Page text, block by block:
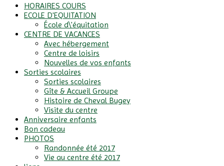
HORAIRES COURS
ECOLE D'EQUITATION
École d\'équitation
CENTRE DE VACANCES
Avec hébergement
Centre de loisirs
Nouvelles de vos enfants
Sorties scolaires
Sorties scolaires
Gîte & Accueil Groupe
Histoire de Cheval Bugey
Visite du centre
Anniversaire enfants
Bon cadeau
PHOTOS
Randonnée été 2017
Vie au centre été 2017